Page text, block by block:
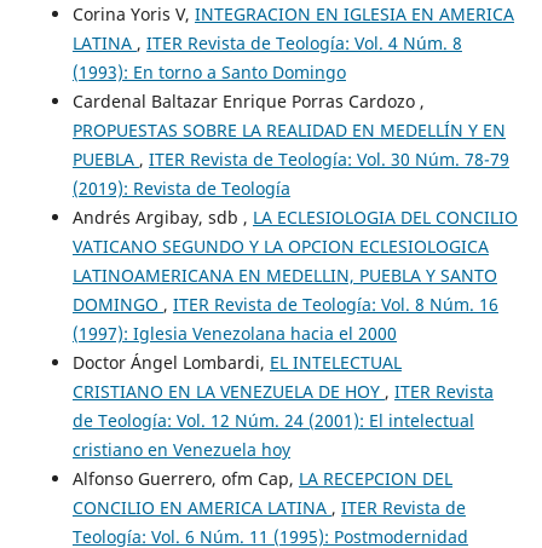
Corina Yoris V, INTEGRACION EN IGLESIA EN AMERICA
LATINA , ITER Revista de Teología: Vol. 4 Núm. 8
(1993): En torno a Santo Domingo
Cardenal Baltazar Enrique Porras Cardozo ,
PROPUESTAS SOBRE LA REALIDAD EN MEDELLÍN Y EN
PUEBLA , ITER Revista de Teología: Vol. 30 Núm. 78-79
(2019): Revista de Teología
Andrés Argibay, sdb , LA ECLESIOLOGIA DEL CONCILIO
VATICANO SEGUNDO Y LA OPCION ECLESIOLOGICA
LATINOAMERICANA EN MEDELLIN, PUEBLA Y SANTO
DOMINGO , ITER Revista de Teología: Vol. 8 Núm. 16
(1997): Iglesia Venezolana hacia el 2000
Doctor Ángel Lombardi, EL INTELECTUAL
CRISTIANO EN LA VENEZUELA DE HOY , ITER Revista
de Teología: Vol. 12 Núm. 24 (2001): El intelectual
cristiano en Venezuela hoy
Alfonso Guerrero, ofm Cap, LA RECEPCION DEL
CONCILIO EN AMERICA LATINA , ITER Revista de
Teología: Vol. 6 Núm. 11 (1995): Postmodernidad